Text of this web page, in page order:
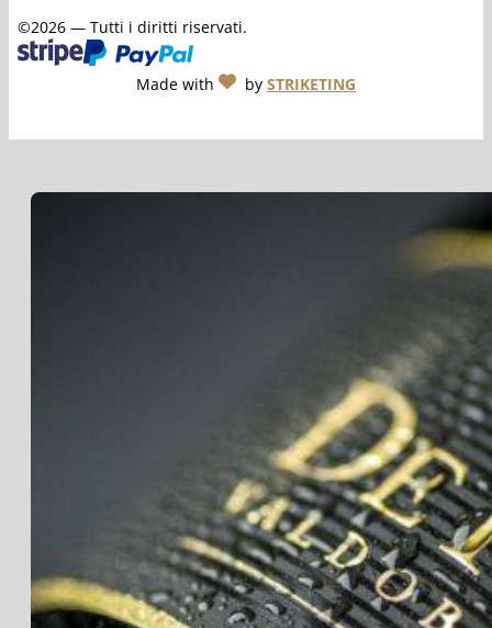
©2026 — Tutti i diritti riservati.
Made with by STRIKETING